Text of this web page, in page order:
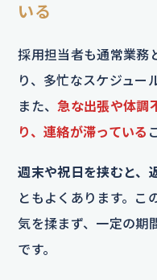
いる
採用担当者も通常業務
り、多忙なスケジュー
また、急な出張や体調
り、連絡が滞っている
週末や祝日を挟むと、
ともよくあります。こ
気を揉まず、一定の期
です。